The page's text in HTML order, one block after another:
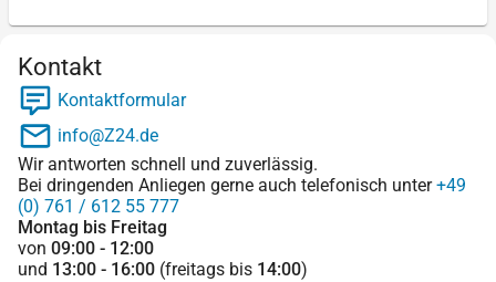
Kontakt
Kontaktformular
info@Z24.de
Wir antworten schnell und zuverlässig.
Bei dringenden Anliegen gerne auch telefonisch unter+49
(0) 761 / 612 55 777
Montag bis Freitag
von 09:00 - 12:00
und 13:00 - 16:00 (freitags bis 14:00)